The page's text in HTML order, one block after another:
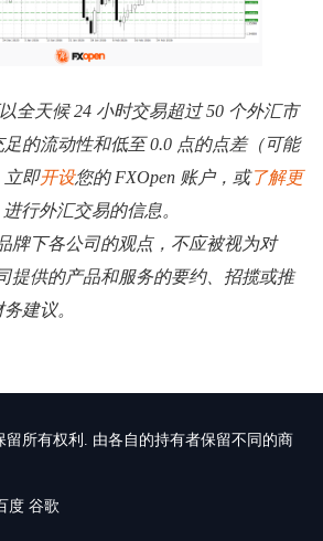
全天候 24 小时交易超过 50 个外汇市
的流动性和低至 0.0 点的点差（可能
立即开设您的 FXOpen 账户，或了解更
行外汇交易的信息。
牌下各公司的观点，不应被视为对
提供的产品和服务的要约、招揽或推
建议。
留所有权利. 由各自的持有者保留不同的商
度 谷歌